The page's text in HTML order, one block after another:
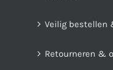
Veilig bestellen
Retourneren &